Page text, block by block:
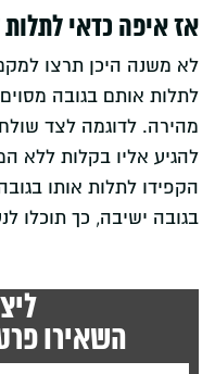
אז איפה כדאי
לא משנה היכן תרצו
לתלות אותם בגובה
מהירה. לדוגמה לצד
להגיע אליו בקלות ללא
הקפידו לתלות אותו
בגובה ישיבה, כך תוכלו
השאירו